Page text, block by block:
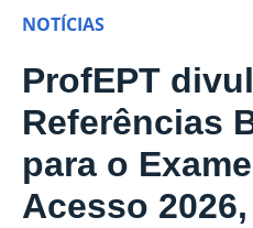
NOTÍCIAS
ProfEPT
Referências
para o
Acesso